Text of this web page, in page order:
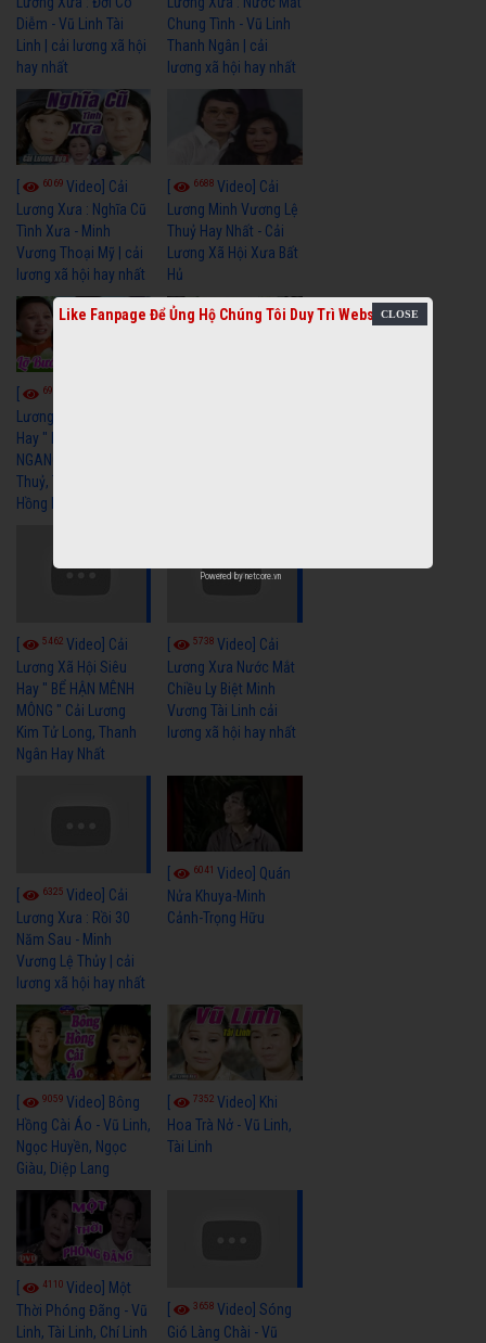
Diễm - Vũ Linh Tài
Linh | cải lương xã hội
hay nhất
Chung Tình - Vũ Linh
Thanh Ngân | cải
lương xã hội hay nhất
6069 Video] Cải
Lương Xưa : Nghĩa Cũ
Tình Xưa - Minh
Vương Thoại Mỹ | cải
lương xã hội hay nhất
6688Video] Cải
Lương Minh Vương Lệ
Thuỷ Hay Nhất - Cải
Lương Xã Hội Xưa Bất
Hủ
6976
Lương Xã Hội Siêu
Hay " LỠ BƯỚC SANG
NGANG " Cải Lương Lệ
Thuỷ, Thanh Tuấn,
Hồng Nga
5462 Video] Cải
Lương Xã Hội Siêu
Hay " BỂ HẬN MÊNH
MÔNG " Cải Lương
Kim Tử Long, Thanh
Ngân Hay Nhất
5738Video] Cải
Lương Xưa Nước Mắt
Chiều Ly Biệt Minh
Vương Tài Linh cải
lương xã hội hay nhất
6325 Video] Cải
Lương Xưa : Rồi 30
Năm Sau - Minh
Vương Lệ Thủy | cải
lương xã hội hay nhất
6041Video] Quán
Nửa Khuya-Minh
Cảnh-Trọng Hữu
9059 Video] Bông
Hồng Cài Áo - Vũ Linh,
Ngọc Huyền, Ngọc
Giàu, Diệp Lang
7352Video] Khi
Hoa Trà Nở - Vũ Linh,
Tài Linh
4110 Video] Một
Thời Phóng Đãng - Vũ
Linh, Tài Linh, Chí Linh
3658Video] Sóng
Gió Làng Chài - Vũ
Like Fanpage Để Ủng Hộ Chúng Tôi Duy Trì Website
Powered by netcore.vn